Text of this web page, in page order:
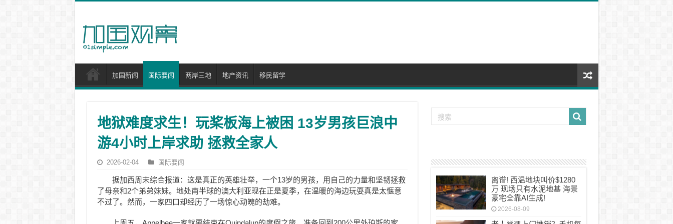
加国新闻 国际要闻 两岸三地 地产资讯 移民留学
地狱难度求生！玩桨板海上被困 13岁男孩巨浪中
游4小时上岸求助 拯救全家人
2026-02-04 国际要闻
据加西周末综合报道：这是真正的英雄壮举，一个13岁的男孩，用自己的力量和坚韧拯救
了母亲和2个弟弟妹妹。地处南半球的澳大利亚现在正是夏季，在温暖的海边玩耍真是太惬意
不过了。然而，一家四口却经历了一场惊心动魄的劫难。
离谱! 西温地块叫价$1280
万 现场只有水泥地基 海景
豪宅全靠AI生成!
2026-08-09